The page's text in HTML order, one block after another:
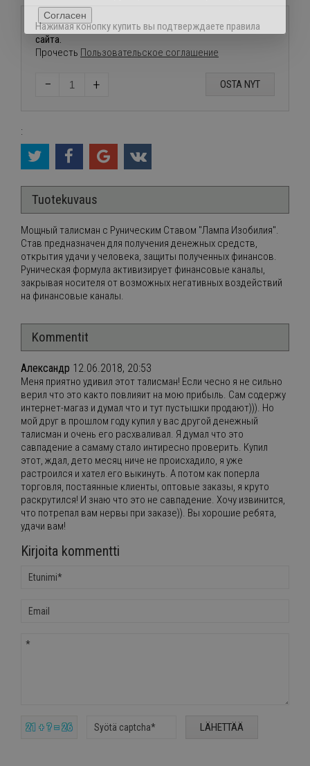
Нажимая конопку купить вы подтверждаете правила
сайта.
Прочесть Пользовательское соглашение
− + OSTA NYT
:
Tuotekuvaus
Мощный талисман с Руническим Ставом "Лампа Изобилия".
Став предназначен для получения денежных средств,
открытия удачи у человека, защиты полученных финансов.
Руническая формула активизирует финансовые каналы,
закрывая носителя от возможных негативных воздействий
на финансовые каналы.
Kommentit
Александр 12.06.2018, 20:53
Меня приятно удивил этот талисман! Если чесно я не сильно
верил что это както повлияит на мою прибыль. Сам содержу
интернет-магаз и думал что и тут пустышки продают))). Но
мой друг в прошлом году купил у вас другой денежный
талисман и очень его расхваливал. Я думал что это
савпадение а самаму стало интиресно проверить. Купил
этот, ждал, дето месяц ниче не происхадило, я уже
растроился и хател его выкинуть. А потом как поперла
торговля, постаянные клиенты, оптовые заказы, я круто
раскрутился! И знаю что это не савпадение. Хочу извинится,
что потрепал вам нервы при заказе)). Вы хорошие ребята,
удачи вам!
Kirjoita kommentti
21 + ? = 26
Согласен